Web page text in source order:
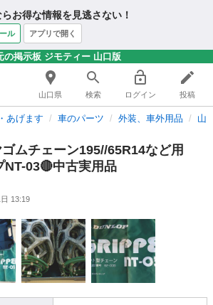
お得な情報を見逃さない！
ル アプリで開く
の掲示板 ジモティー 山口版
山口県 検索 ログイン 投稿
あげます 車のパーツ 外装、車外用品 山
ムチェーン195//65R14など用
03🔴中古実用品
13:19